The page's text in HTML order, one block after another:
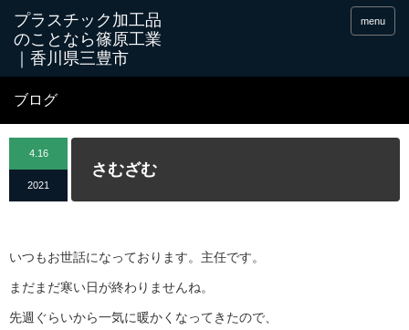
menu
ブログ
4.16
2021
さむざむ
いつもお世話になっております。主任です。
まだまだ寒い日が終わりませんね。
先週ぐらいから一気に暖かくなってきたので、